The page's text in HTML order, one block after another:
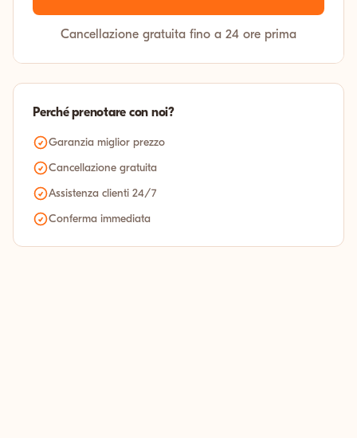
Cancellazione gratuita fino a 24 ore prima
Perché prenotare con noi?
Garanzia miglior prezzo
Cancellazione gratuita
Assistenza clienti 24/7
Conferma immediata